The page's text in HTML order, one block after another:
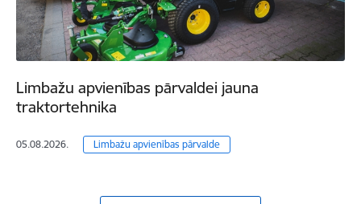
Limbažu apvienības pārvaldei jauna
traktortehnika
05.08.2026. Limbažu apvienības pārvalde